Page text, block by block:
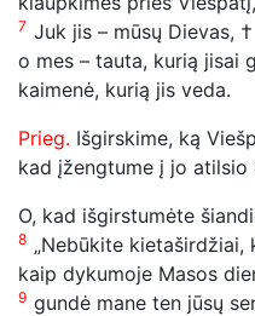
7 Juk jis – mūsų Dievas, †
o mes – tauta, kurią jisai
kaimenė, kurią jis veda.
Prieg. Išgirskime, ką
kad įžengtume į jo atilsio
O, kad išgirstumėte
8 „Nebūkite
kaip dykumoje Masos
9 gundė mane ten jūsų